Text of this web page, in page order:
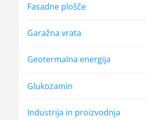
Fasadne plošče
Garažna vrata
Geotermalna energija
Glukozamin
Industrija in proizvodnja